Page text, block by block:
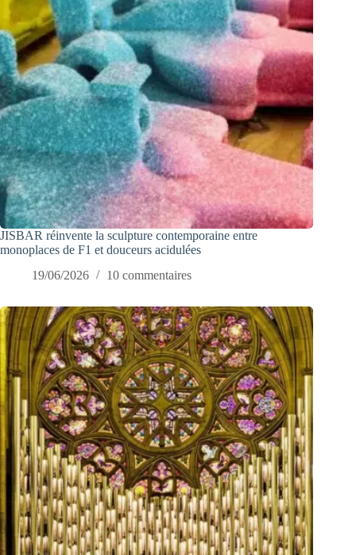
JISBAR réinvente la sculpture contemporaine entre
monoplaces de F1 et douceurs acidulées
19/06/2026
10 commentaires